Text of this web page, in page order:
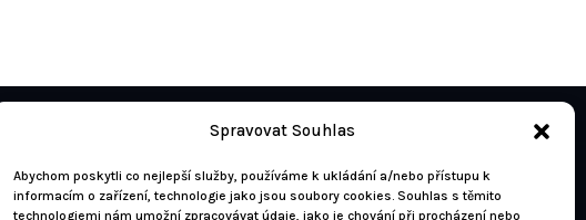
Spravovat Souhlas
Abychom poskytli co nejlepší služby, používáme k ukládání a/nebo přístupu k
informacím o zařízení, technologie jako jsou soubory cookies. Souhlas s těmito
technologiemi nám umožní zpracovávat údaje, jako je chování při procházení nebo